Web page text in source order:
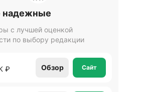
с лучшей оценкой
по выбору редакции
₽ Обзор Сайт